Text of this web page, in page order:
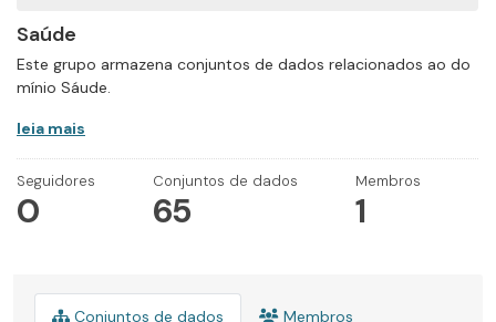
Saúde
Este grupo armazena conjuntos de dados relacionados ao do
mínio Sáude.
leia mais
Seguidores
0
Conjuntos de dados
65
Membros
1
Conjuntos de dados Membros